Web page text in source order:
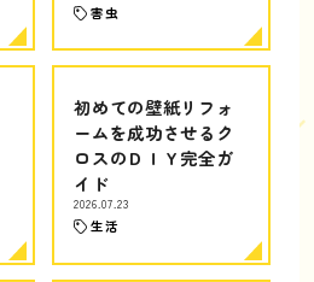
害虫
初めての壁紙リフォ
ームを成功させるク
ロスのＤＩＹ完全ガ
イド
2026.07.23
生活